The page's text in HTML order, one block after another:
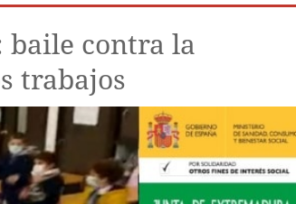
baile contra la
trabajos